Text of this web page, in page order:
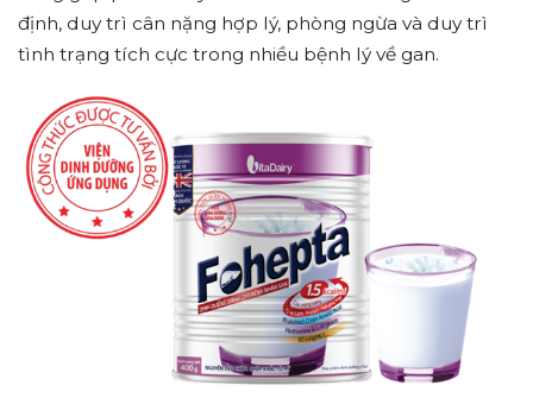
định, duy trì cân nặng hợp lý, phòng ngừa và duy trì
tình trạng tích cực trong nhiều bệnh lý về gan.